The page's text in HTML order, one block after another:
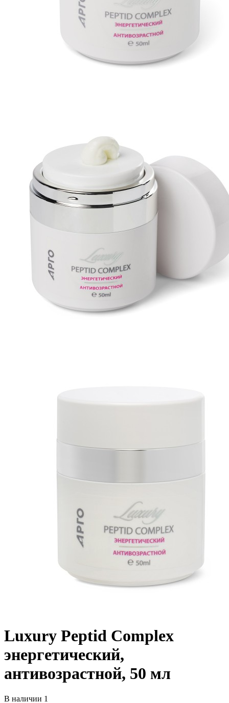
Luxury Peptid Complex
энергетический,
антивозрастной, 50 мл
В наличии 1